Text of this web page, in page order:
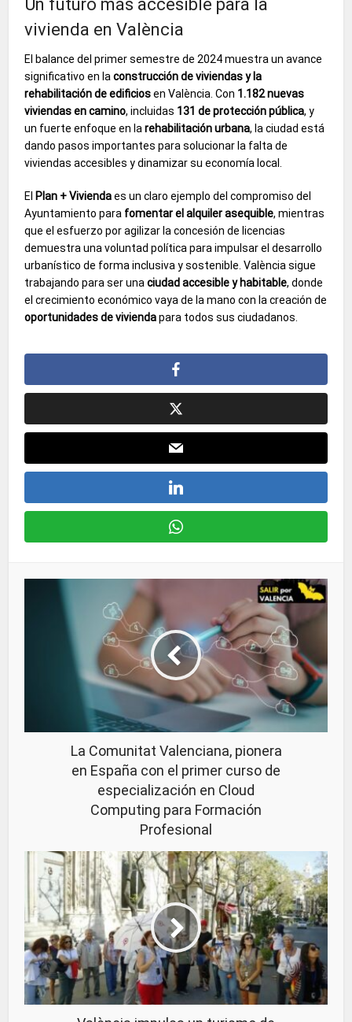
Un futuro más accesible para la
vivienda en València
El balance del primer semestre de 2024 muestra un avance
significativo en laconstrucción de viviendas y la
rehabilitación de edificiosen València. Con 1.182 nuevas
viviendas en camino, incluidas 131 de protección pública, y
un fuerte enfoque en larehabilitación urbana, la ciudad está
dando pasos importantes para solucionar la falta de
viviendas accesibles y dinamizar su economía local.
El Plan + Viviendaes un claro ejemplo del compromiso del
Ayuntamiento para fomentar el alquiler asequible, mientras
que el esfuerzo por agilizar la concesión de licencias
demuestra una voluntad política para impulsar el desarrollo
urbanístico de forma inclusiva y sostenible. València sigue
trabajando para ser unaciudad accesible y habitable, donde
el crecimiento económico vaya de la mano con la creación de
oportunidades de viviendapara todos sus ciudadanos.
La Comunitat Valenciana, pionera
en España con el primer curso de
especialización en Cloud
Computing para Formación
Profesional